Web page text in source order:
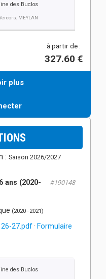
des Buclos
MEYLAN
à partir de :
327.60 €
plus
: Saison 2026/2027
ans (2020-
#190148
(2020–2021)
26-27.pdf · Formulaire
des Buclos